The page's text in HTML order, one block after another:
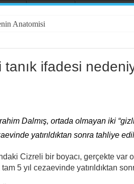
Anatomisi
Ettiği Bahar Yalçınkaya Türkiye’de
Yaşamı Her İşçi Tarafından
Sosyalizm Anlayışının 2.0
ifadesi
Dalmış, ortada olmayan iki
yatırıldıktan sonra tahliye
Cizreli bir boyacı, gerçekte var
5 yıl cezaevinde yatırıldıktan